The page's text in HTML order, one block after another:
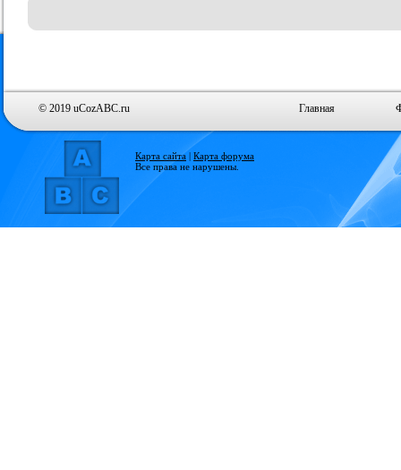
© 2019 uCozABC.ru Главная
Карта сайта | Карта форума
Все права не нарушены.